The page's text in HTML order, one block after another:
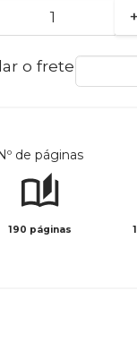
+
o frete
de páginas
190 páginas